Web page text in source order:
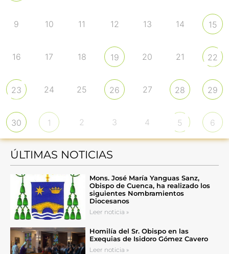
9 10 11 12 13 14 15
16 17 18 19 20 21 22
23 24 25 26 27 28 29
30 1 2 3 4 5 6
ÚLTIMAS NOTICIAS
Mons. José María Yanguas Sanz,
Obispo de Cuenca, ha realizado los
siguientes Nombramientos
Diocesanos
Leer noticia »
Homilía del Sr. Obispo en las
Exequias de Isidoro Gómez Cavero
Leer noticia »